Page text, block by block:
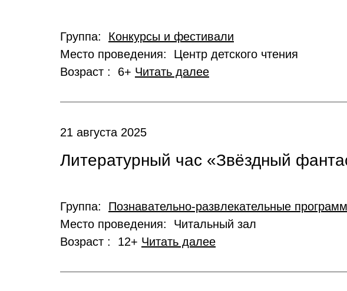
Группа: Конкурсы и фестивали
Место проведения: Центр детского чтения
Возраст : 6+ Читать далее
21 августа 2025
Литературный час «Звёздный
Группа: Познавательно-развлекательные
Место проведения: Читальный зал
Возраст : 12+ Читать далее